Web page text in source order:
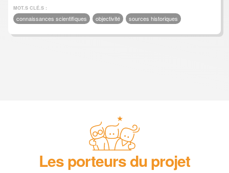
MOT.S CLÉ.S :
connaissances scientifiques objectivité sources historiques
Les porteurs du projet